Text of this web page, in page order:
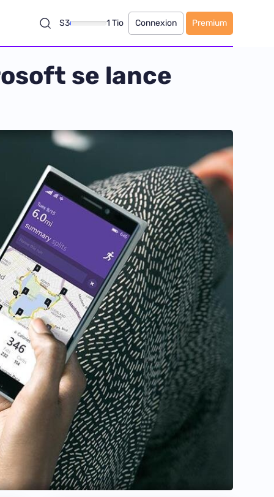
S3 1 Tio Connexion Premium
se lance